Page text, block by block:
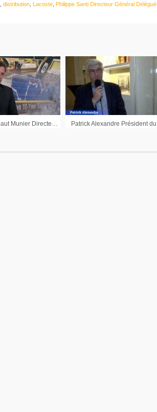
distribution Lacoste Philippe Santi Directeur Général Délégué